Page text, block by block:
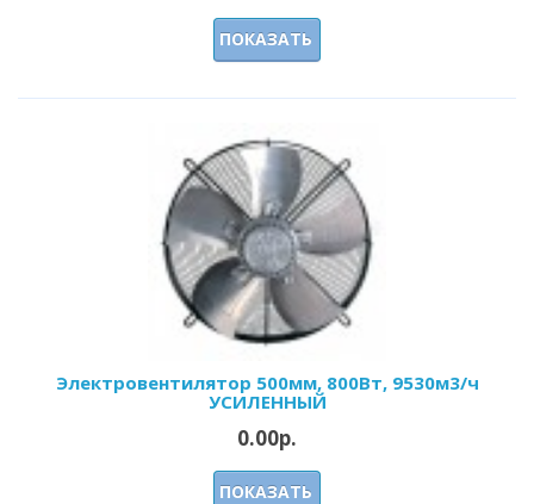
ПОКАЗАТЬ
Электровентилятор 500мм, 800Вт, 9530м3/ч
УСИЛЕННЫЙ
0.00р.
ПОКАЗАТЬ